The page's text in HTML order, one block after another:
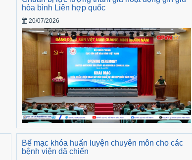
hòa bình Liên hợp quốc
20/07/2026
Bế mạc khóa huấn luyện chuyên môn cho các
bệnh viện dã chiến